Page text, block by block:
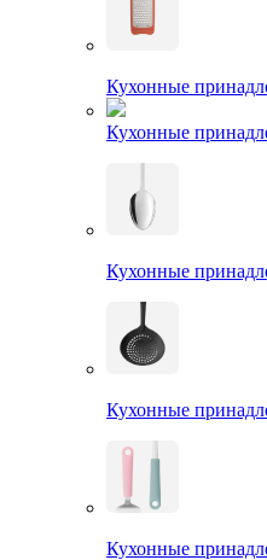
Кухонные
Кухонные
Кухонные
Кухонные
Кухонные